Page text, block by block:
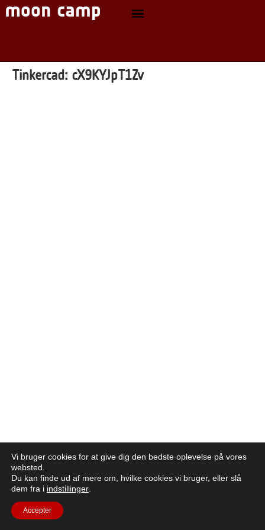
Tinkercad: cX9KYJpT1Zv
Vi bruger cookies for at give dig den bedste oplevelse på vores
websted.
Du kan finde ud af mere om, hvilke cookies vi bruger, eller slå
dem fra i indstillinger
Accepter